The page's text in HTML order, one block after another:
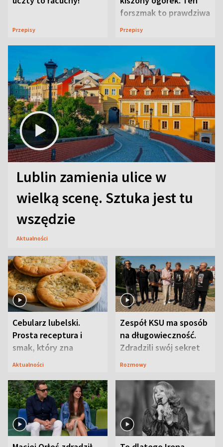
Przepisy
forszmak to prawdziwa
uczta
Przepisy
Lublin zamienia ulice w
wielką scenę. Sztuka jest tu
wszędzie
Aktualności
Cebularz lubelski.
Prosta receptura i
smak, który zna
Lubelszczyzna
Aktualności
Zespół KSU ma sposób
na długowieczność.
Zdradzili swój sekret
Rozmowy